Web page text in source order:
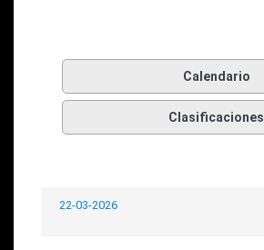
Calendario
Clasificaciones
22-03-2026